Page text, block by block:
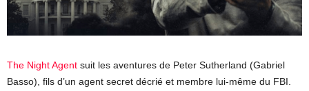
The Night Agent suit les aventures de Peter Sutherland (Gabriel
Basso), fils d’un agent secret décrié et membre lui-même du FBI.